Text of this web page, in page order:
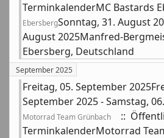
TerminkalenderMC Bastards
EbersbergSonntag, 31. August
August 2025Manfred-
Ebersberg, Deutschland
September 2025
Freitag, 05. September
September 2025 - Samstag,
Motorrad Team Grünbach
::
TerminkalenderMotorrad